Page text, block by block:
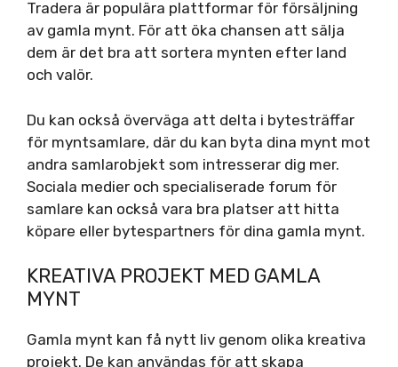
Tradera är populära plattformar för försäljning
av gamla mynt. För att öka chansen att sälja
dem är det bra att sortera mynten efter land
och valör.
Du kan också överväga att delta i bytesträffar
för myntsamlare, där du kan byta dina mynt mot
andra samlarobjekt som intresserar dig mer.
Sociala medier och specialiserade forum för
samlare kan också vara bra platser att hitta
köpare eller bytespartners för dina gamla mynt.
KREATIVA PROJEKT MED GAMLA
MYNT
Gamla mynt kan få nytt liv genom olika kreativa
projekt. De kan användas för att skapa